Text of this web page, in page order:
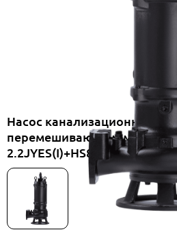
Насос канализационный
перемешивающим
2.2JYES(I)+HS80WQ